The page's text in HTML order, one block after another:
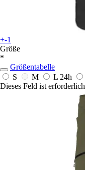
+-1
Größe
*
Größentabelle
S
M L 24h
Dieses Feld ist erforderlich